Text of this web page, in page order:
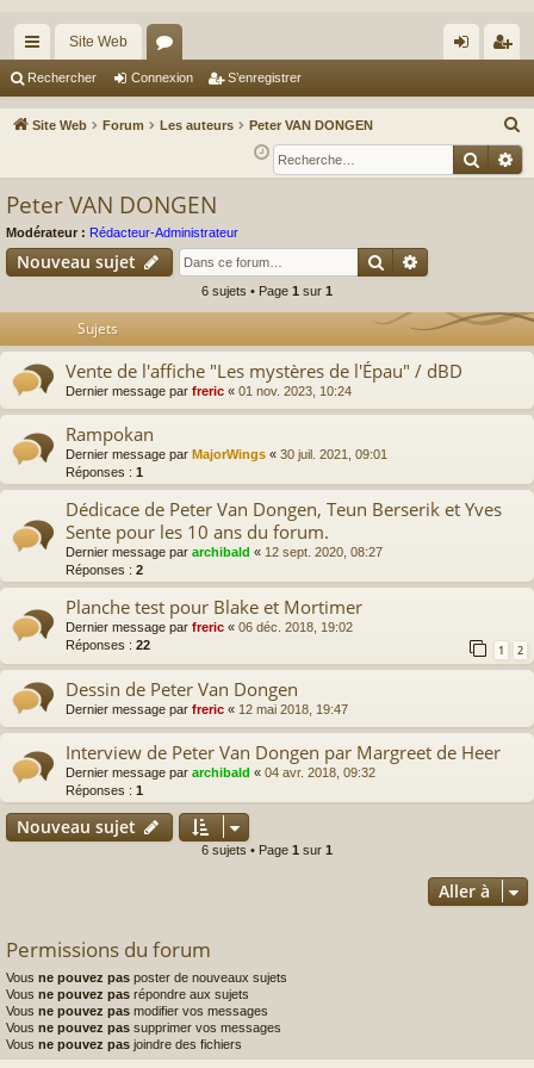
cc
ès
Site Web
or
u ne
xi
nr
eg
Rechercher Connexion S’enregistrer
Site Web Forum Les auteurs Peter VAN DONGEN
e
c
Peter VAN DONGEN
Modérateur : Rédacteur-Administrateur
Nouveau sujet Rechercher
6 sujets • Page 1 sur 1
Sujets
Vente de l'affiche "Les mystères de l'Épau" / dBD
Dernier message par freric « 01 nov. 2023, 10:24
Rampokan
Dernier message par MajorWings « 30 juil. 2021, 09:01
Réponses : 1
Dédicace de Peter Van Dongen, Teun Berserik et Yves
Sente pour les 10 ans du forum.
Dernier message par archibald « 12 sept. 2020, 08:27
Réponses : 2
Planche test pour Blake et Mortimer
Dernier message par freric « 06 déc. 2018, 19:02
Réponses : 22 1 2
Dessin de Peter Van Dongen
Dernier message par freric « 12 mai 2018, 19:47
Interview de Peter Van Dongen par Margreet de Heer
Dernier message par archibald « 04 avr. 2018, 09:32
Réponses : 1
Nouveau sujet
6 sujets • Page 1 sur 1
Aller à
Permissions du forum
Vous ne pouvez pas poster de nouveaux sujets
Vous ne pouvez pas répondre aux sujets
Vous ne pouvez pas modifier vos messages
Vous ne pouvez pas supprimer vos messages
Vous ne pouvez pas joindre des fichiers